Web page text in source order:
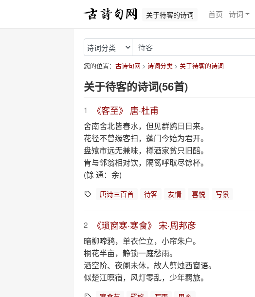
关于待客的诗词 首页 诗词
您的位置： 古诗句网 诗词分类 关于待客的诗词
关于待客的诗词(56首)
1 《客至》 唐·杜甫
舍南舍北皆春水，但见群鸥日日来。
花径不曾缘客扫，蓬门今始为君开。
盘飧市远无兼味，樽酒家贫只旧醅。
肯与邻翁相对饮，隔篱呼取尽馀杯。
(馀 通：余)
唐诗三百首 待客 友情 喜悦 写景
2 《琐窗寒·寒食》 宋·周邦彦
暗柳啼鸦，单衣伫立，小帘朱户。
桐花半亩，静锁一庭愁雨。
洒空阶、夜阑未休，故人剪烛西窗语。
似楚江暝宿，风灯零乱，少年羁旅。